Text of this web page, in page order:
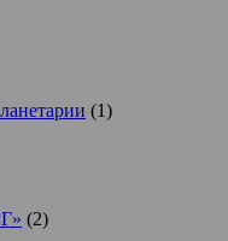
(1)
(2)